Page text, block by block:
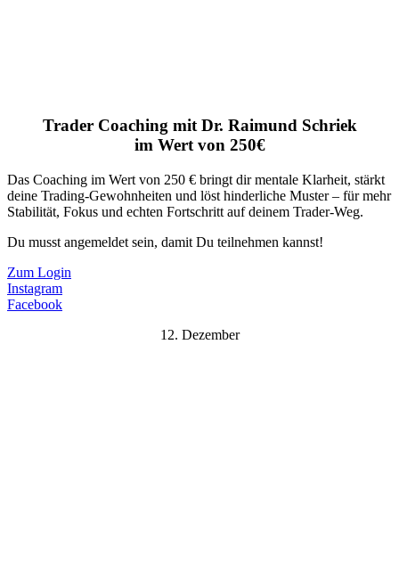
Trader Coaching mit Dr. Raimund Schriek
im Wert von 250€
Das Coaching im Wert von 250 € bringt dir mentale Klarheit, stärkt
deine Trading-Gewohnheiten und löst hinderliche Muster – für mehr
Stabilität, Fokus und echten Fortschritt auf deinem Trader-Weg.
Du musst angemeldet sein, damit Du teilnehmen kannst!
Zum Login
Instagram
Facebook
12. Dezember